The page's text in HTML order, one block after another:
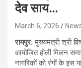
देव साय…
March 6, 2026
रायपुर:मुख्यमंत्री श्री
आयोजित होली मिलन
नागरिकों को रंगों के इस